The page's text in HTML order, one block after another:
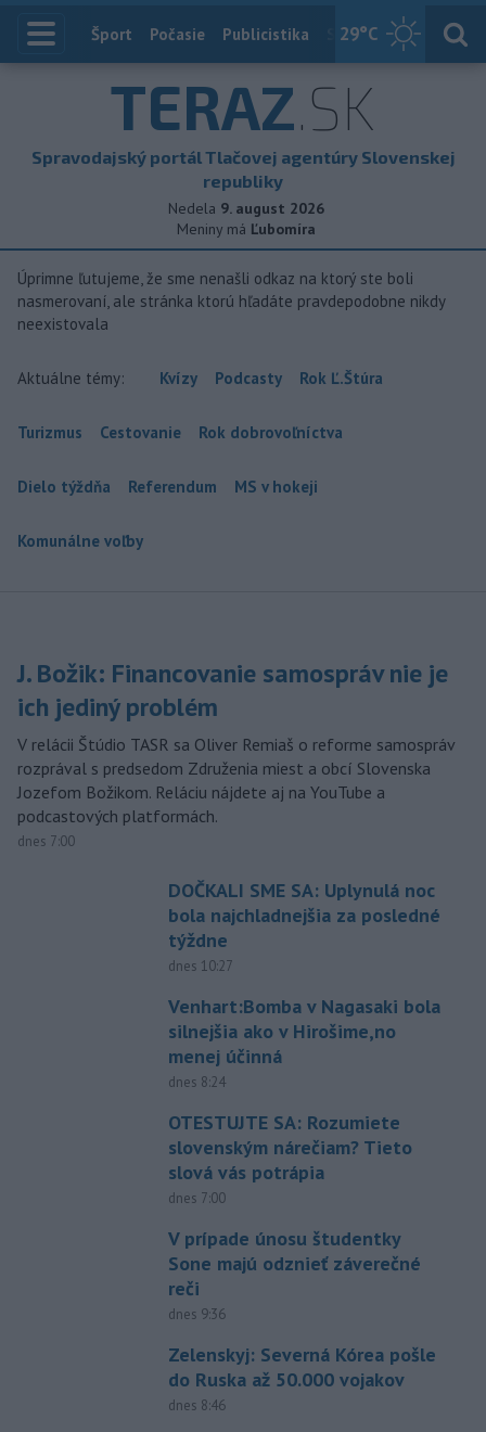
29°C
Index
Šport Počasie Publicistika Slovensko
TERAZ.SK
Spravodajský portál Tlačovej agentúry Slovenskej
republiky
Nedela 9. august 2026
Meniny má Ľubomíra
Úprimne ľutujeme, že sme nenašli odkaz na ktorý ste boli
nasmerovaní, ale stránka ktorú hľadáte pravdepodobne nikdy
neexistovala
Aktuálne témy: Kvízy Podcasty Rok Ľ.Štúra
Turizmus Cestovanie Rok dobrovoľníctva
Dielo týždňa Referendum MS v hokeji
Komunálne voľby
J. Božik: Financovanie samospráv nie je
ich jediný problém
V relácii Štúdio TASR sa Oliver Remiaš o reforme samospráv
rozprával s predsedom Združenia miest a obcí Slovenska
Jozefom Božikom. Reláciu nájdete aj na YouTube a
podcastových platformách.
dnes 7:00
DOČKALI SME SA: Uplynulá noc
bola najchladnejšia za posledné
týždne
dnes 10:27
Venhart:Bomba v Nagasaki bola
silnejšia ako v Hirošime,no
menej účinná
dnes 8:24
OTESTUJTE SA: Rozumiete
slovenským nárečiam? Tieto
slová vás potrápia
dnes 7:00
V prípade únosu študentky
Sone majú odznieť záverečné
reči
dnes 9:36
Zelenskyj: Severná Kórea pošle
do Ruska až 50.000 vojakov
dnes 8:46